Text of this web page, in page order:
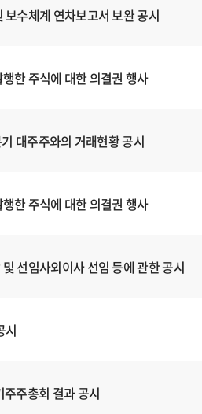
보수체계 연차보고서 보완 공시
한 주식에 대한 의결권 행사
대주주와의 거래현황 공시
한 주식에 대한 의결권 행사
선임사외이사 선임 등에 관한 공시
시
주총회 결과 공시